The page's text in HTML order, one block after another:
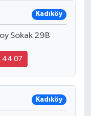
Kadıköy
Sokak 29B
44 07
Kadıköy